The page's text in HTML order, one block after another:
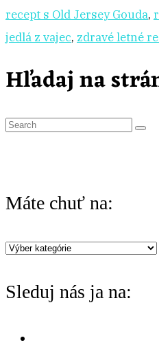
recept s Old Jersey Gouda,
jedlá z vajec, zdravé letné
Hľadaj na
S
c
f
o
Máte chuť na:
Máte
na:
Sleduj nás ja na: